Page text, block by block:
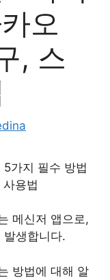
오
, 스
가지 필수 방법
사용법
메신저 앱으로,
생합니다.
방법에 대해 알